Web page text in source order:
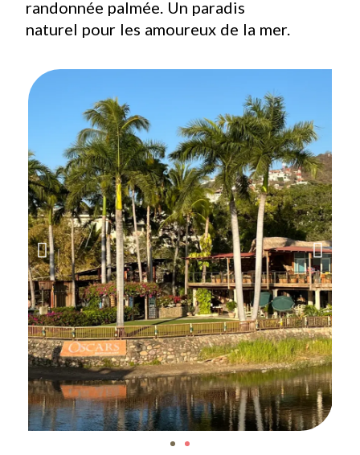
randonnée palmée. Un paradis
naturel pour les amoureux de la mer.